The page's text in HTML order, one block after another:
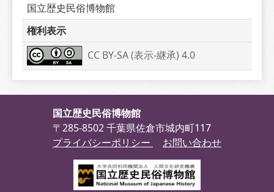
国立歴史民俗博物館
権利表示
CC BY-SA (表示-継承) 4.0
国立歴史民俗博物館
〒285-8502 千葉県佐倉市城内町117
プライバシーポリシー
お問い合わせ